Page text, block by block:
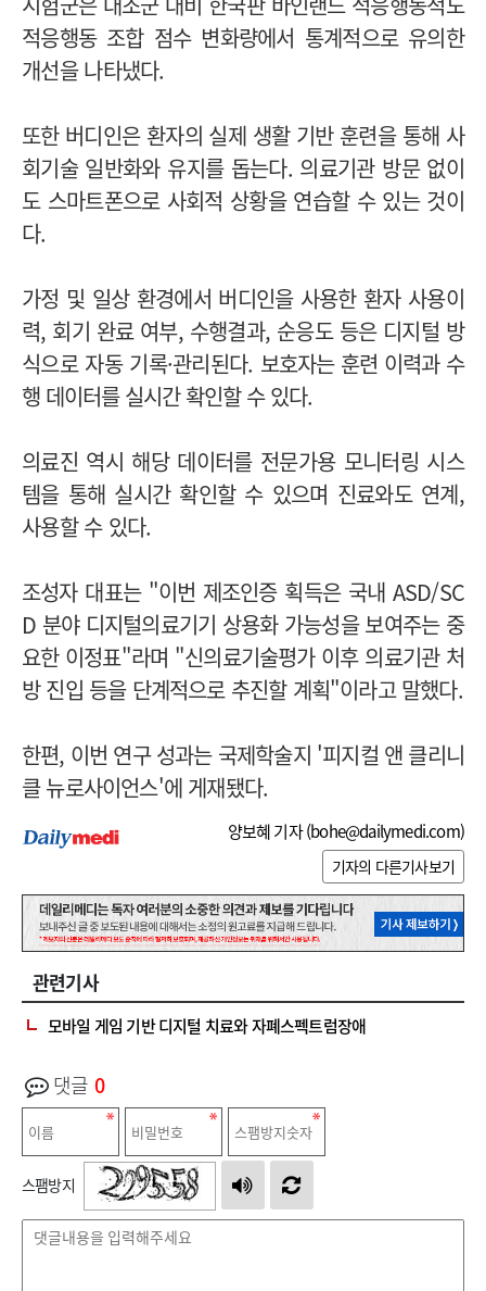
적응행동 조합 점수 변화량에서 통계적으로 유의한
개선을 나타냈다.
또한 버디인은 환자의 실제 생활 기반 훈련을 통해 사
회기술 일반화와 유지를 돕는다. 의료기관 방문 없이
도 스마트폰으로 사회적 상황을 연습할 수 있는 것이
다.
가정 및 일상 환경에서 버디인을 사용한 환자 사용이
력, 회기 완료 여부, 수행결과, 순응도 등은 디지털 방
식으로 자동 기록·관리된다. 보호자는 훈련 이력과 수
행 데이터를 실시간 확인할 수 있다.
의료진 역시 해당 데이터를 전문가용 모니터링 시스
템을 통해 실시간 확인할 수 있으며 진료와도 연계,
사용할 수 있다.
조성자 대표는 "이번 제조인증 획득은 국내 ASD/SC
D 분야 디지털의료기기 상용화 가능성을 보여주는 중
요한 이정표"라며 "신의료기술평가 이후 의료기관 처
방 진입 등을 단계적으로 추진할 계획"이라고 말했다.
한편, 이번 연구 성과는 국제학술지 '피지컬 앤 클리니
클 뉴로사이언스'에 게재됐다.
양보혜 기자 (bohe@dailymedi.com)
기자의 다른기사보기
관련기사
모바일 게임 기반 디지털 치료와 자폐스펙트럼장애
댓글 0
스팸방지